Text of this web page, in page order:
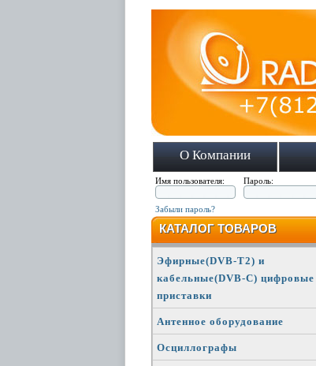
О Компании
Имя пользователя: Пароль:
Забыли пароль?
КАТАЛОГ ТОВАРОВ
Эфирные(DVB-T2) и
кабельные(DVB-C) цифровые
приставки
Антенное оборудование
Осциллографы